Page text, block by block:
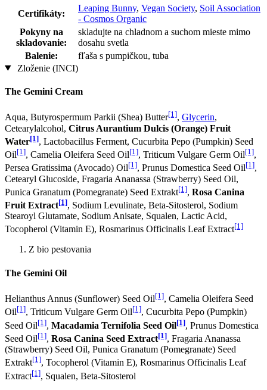
Certifikáty:
Leaping Bunny, Vegan Society, Soil Association
- Cosmos Organic
Pokyny na
skladovanie:
skladujte na chladnom a suchom mieste mimo
dosahu svetla
Balenie:
fľaša s pumpičkou, tuba
Zloženie (INCI)
The Gemini Cream
Aqua, Butyrospermum Parkii (Shea) Butter[1], Glycerin,
Cetearylalcohol, Citrus Aurantium Dulcis (Orange) Fruit
Water[1], Lactobacillus Ferment, Cucurbita Pepo (Pumpkin) Seed
Oil[1], Camelia Oleifera Seed Oil[1], Triticum Vulgare Germ Oil[1],
Persea Gratissima (Avocado) Oil[1], Prunus Domestica Seed Oil[1],
Cetearyl Glucoside, Fragaria Ananassa (Strawberry) Seed Oil,
Punica Granatum (Pomegranate) Seed Extrakt[1], Rosa Canina
Fruit Extract[1], Sodium Levulinate, Beta-Sitosterol, Sodium
Stearoyl Glutamate, Sodium Anisate, Squalen, Lactic Acid,
Tocopherol (Vitamin E), Rosmarinus Officinalis Leaf Extract[1]
Z bio pestovania
The Gemini Oil
Helianthus Annus (Sunflower) Seed Oil[1], Camelia Oleifera Seed
Oil[1], Triticum Vulgare Germ Oil[1], Cucurbita Pepo (Pumpkin)
Seed Oil[1], Macadamia Ternifolia Seed Oil[1], Prunus Domestica
Seed Oil[1], Rosa Canina Seed Extract[1], Fragaria Ananassa
(Strawberry) Seed Oil, Punica Granatum (Pomegranate) Seed
Extrakt[1], Tocopherol (Vitamin E), Rosmarinus Officinalis Leaf
Extract[1], Squalen, Beta-Sitosterol